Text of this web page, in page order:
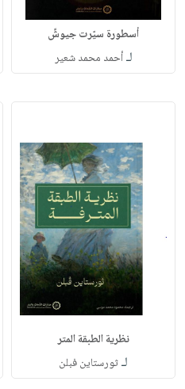
أسطورة سيّرت جيوشً
لـأحمد محمد شعير
نظرية الطبقة المتر
لـثورستاين فبلن